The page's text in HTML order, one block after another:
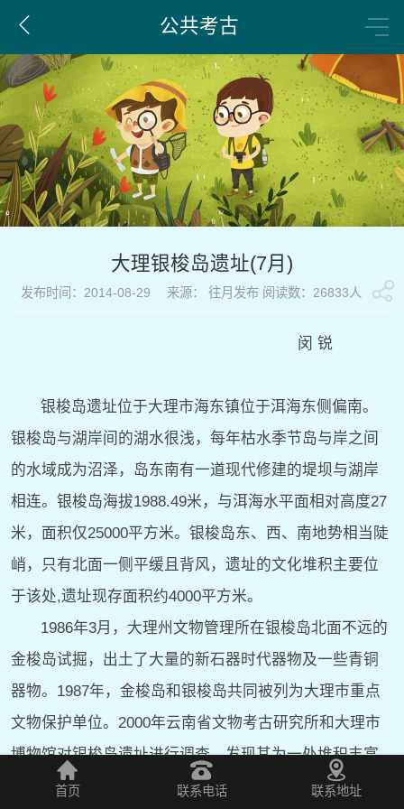
公共考古
大理银梭岛遗址(7月)
发布时间：2014-08-29 来源： 往月发布 阅读数：26833人
闵 锐
银梭岛遗址位于大理市海东镇位于洱海东侧偏南。
银梭岛与湖岸间的湖水很浅，每年枯水季节岛与岸之间
的水域成为沼泽，岛东南有一道现代修建的堤坝与湖岸
相连。银梭岛海拔1988.49米，与洱海水平面相对高度27
米，面积仅25000平方米。银梭岛东、西、南地势相当陡
峭，只有北面一侧平缓且背风，遗址的文化堆积主要位
于该处,遗址现存面积约4000平方米。
1986年3月，大理州文物管理所在银梭岛北面不远的
金梭岛试掘，出土了大量的新石器时代器物及一些青铜
器物。1987年，金梭岛和银梭岛共同被列为大理市重点
文物保护单位。2000年云南省文物考古研究所和大理市
博物馆对银梭岛遗址进行调查，发现其为一处堆积丰富
的贝丘遗址。2003年10月至2004年5月进行了第一次考古
首页 联系电话 联系地址